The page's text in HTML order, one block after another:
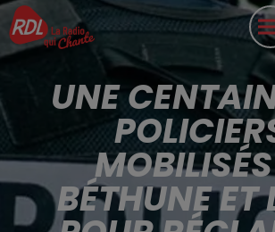
UNE
BÉTHUNE ET